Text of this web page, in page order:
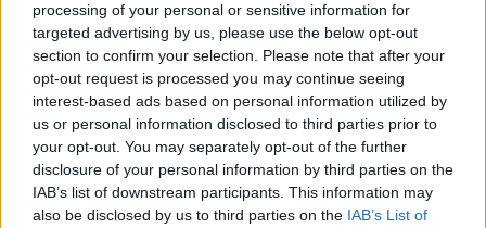
processing of your personal or sensitive information for
targeted advertising by us, please use the below opt-out
section to confirm your selection. Please note that after your
opt-out request is processed you may continue seeing
interest-based ads based on personal information utilized by
us or personal information disclosed to third parties prior to
your opt-out. You may separately opt-out of the further
disclosure of your personal information by third parties on the
IAB’s list of downstream participants. This information may
also be disclosed by us to third parties on the IAB’s List of
Λίγη ώρα μετά την κατάκτηση του χάλκινου
μεταλλίου στο διπλό σκιφ ελαφρών βαρών ανδρών
από τους Αντώνη Παπακωνσταντίνου και Πέτρο
Γκαϊδατζή, οιΖωή Φίτσιου και Μιλένα Κοντού
αναδείχθηκαν «χάλκινες» στο ίδιο αγώνισμα, των
γυναικών, στην κωπηλασία, στους Ολυμπιακούς
Αγώνες του Παρισιού.